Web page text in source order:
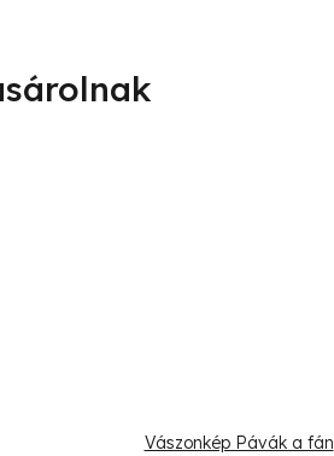
Vászonkép Pávák a fán